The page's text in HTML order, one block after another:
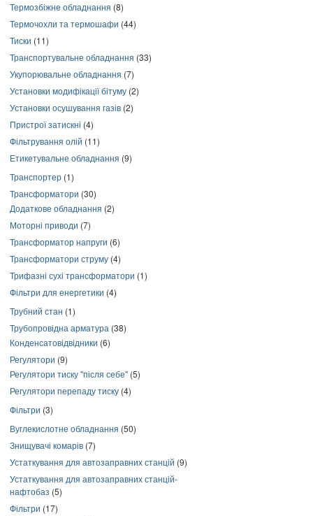
Термозбіжне обладнання (8)
Термочохли та термошафи (44)
Тиски (11)
Транспортувальне обладнання (33)
Укупорювальне обладнання (7)
Установки модифікації бітуму (2)
Установки осушування газів (2)
Пристрої затискні (4)
Фільтрування олій (11)
Етикетувальне обладнання (9)
Транспортер (1)
Трансформатори (30)
Додаткове обладнання (2)
Моторні приводи (7)
Трансформатор напруги (6)
Трансформатори струму (4)
Трифазні сухі трансформатори (1)
Фільтри для енергетики (4)
Трубний стан (1)
Трубопровідна арматура (38)
Конденсатовідвідники (6)
Регулятори (9)
Регулятори тиску "після себе" (5)
Регулятори перепаду тиску (4)
Фільтри (3)
Вуглекислотне обладнання (50)
Знищувачі комарів (7)
Устаткування для автозаправних станцій (9)
Устаткування для автозаправних станцій-
нафтобаз (5)
Фільтри (17)